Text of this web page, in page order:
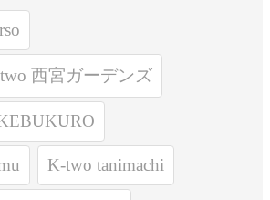
西宮ガーデンズ
K-two tanimachi